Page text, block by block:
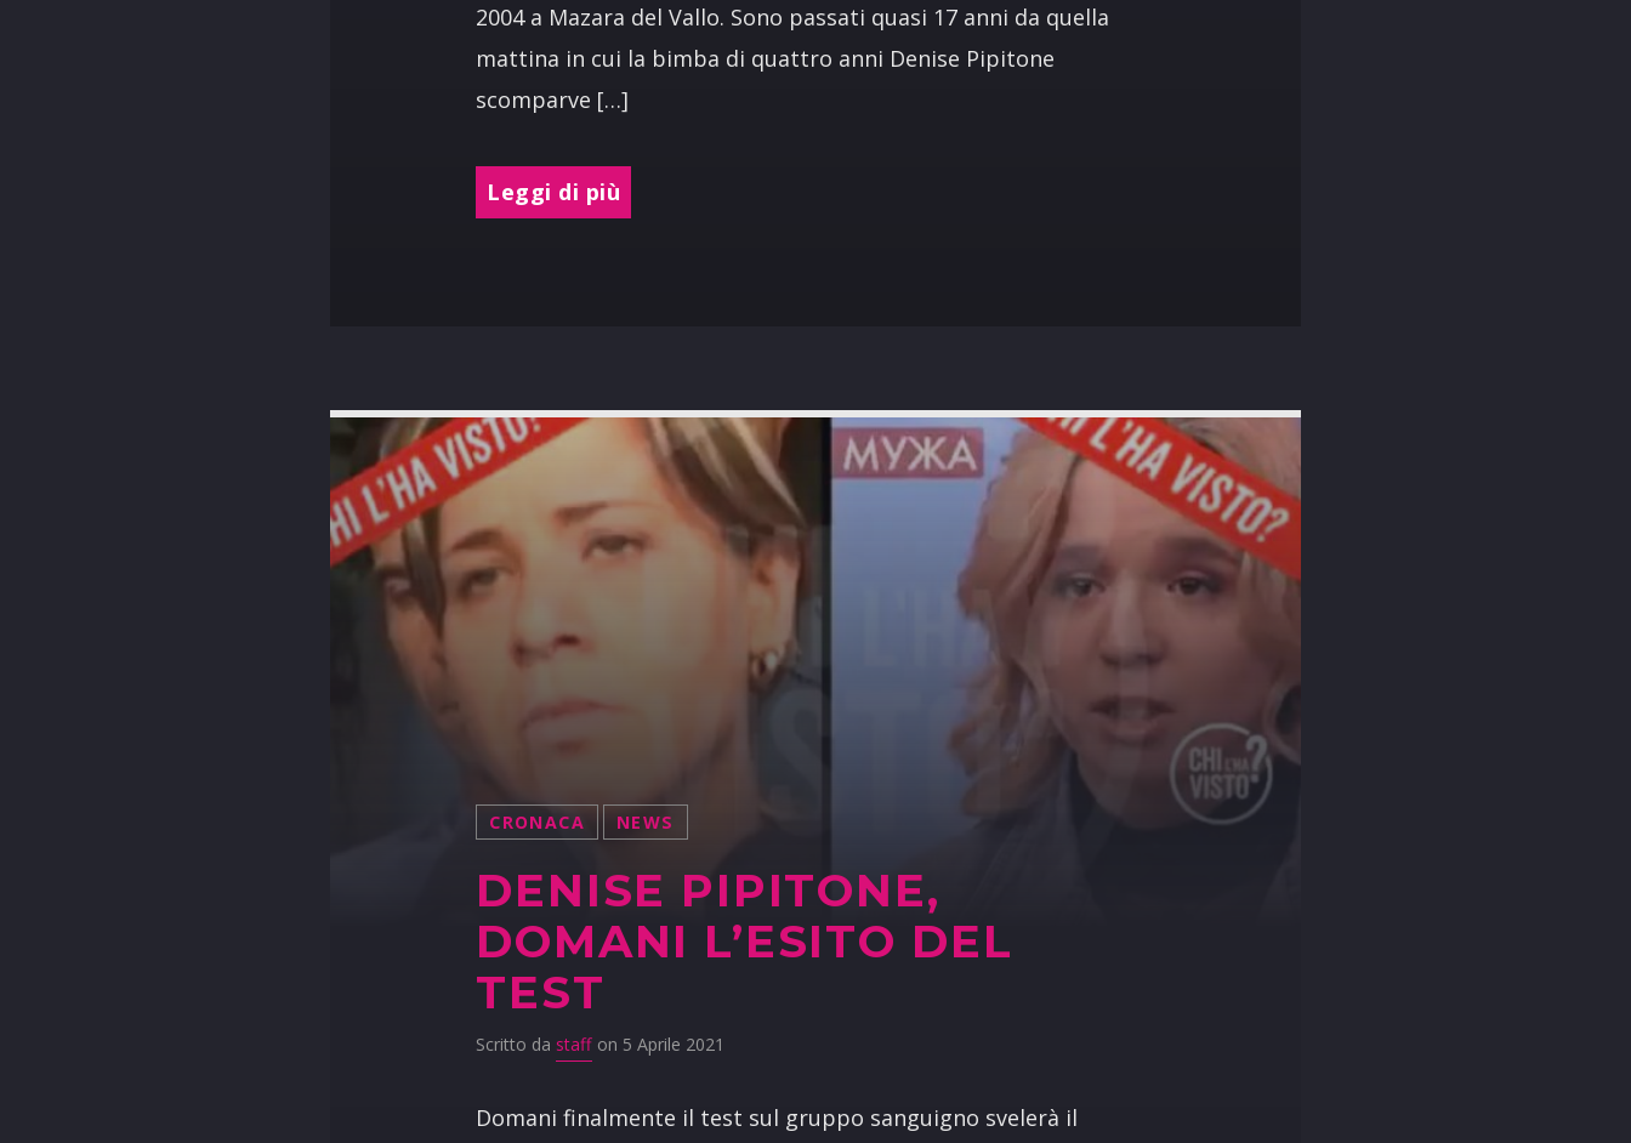
2004 a Mazara del Vallo. Sono passati quasi 17 anni da quella
mattina in cui la bimba di quattro anni Denise Pipitone
scomparve […]
Leggi di più
CRONACA NEWS
DENISE PIPITONE,
DOMANI L’ESITO DEL
TEST
Scritto da staff on 5 Aprile 2021
Domani finalmente il test sul gruppo sanguigno svelerà il